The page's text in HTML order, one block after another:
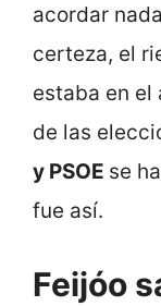
acordar
certeza, el
estaba en el
de las
y PSOE se
fue así.
Feijóo